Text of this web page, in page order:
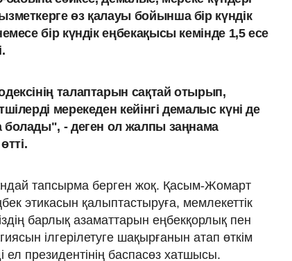
өз қалауы бойынша бір күндік
бір күндік еңбекақысы кемінде 1,5 есе
талаптарын сақтай отырып,
мерекеден кейінгі демалыс күні де
- деген ол жалпы заңнама
тапсырма берген жоқ. Қасым-Жомарт
этикасын қалыптастыруға, мемлекеттік
барлық азаматтарын еңбекқорлық пен
ілгерілетуге шақырғанын атап өткім
ел президентінің баспасөз хатшысы.